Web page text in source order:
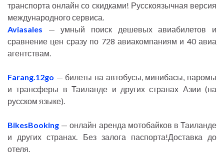
транспорта онлайн со скидками! Русскоязычная версия
международного сервиса.
Aviasales — умный поиск дешевых авиабилетов и
сравнение цен сразу по 728 авиакомпаниям и 40 авиа
агентствам.
Farang.12go — билеты на автобусы, минибасы, паромы
и трансферы в Таиланде и других странах Азии (на
русском языке).
BikesBooking — онлайн аренда мотобайков в Таиланде
и других странах. Без залога паспорта!Доставка до
отеля.